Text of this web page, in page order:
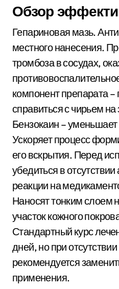
Обзор
Гепариновая мазь.
местного нанесения.
тромбоза в сосудах,
компонент препарата –
справиться с чирьем на
Бензокаин –
Ускоряет процесс
его вскрытия. Перед
убедиться в
реакции на
Наносят тонким слоем
участок кожного
Стандартный курс
дней, но при
рекомендуется
применения.